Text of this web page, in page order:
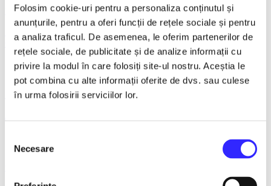
Folosim cookie-uri pentru a personaliza conținutul și
anunțurile, pentru a oferi funcții de rețele sociale și pentru
a analiza traficul. De asemenea, le oferim partenerilor de
rețele sociale, de publicitate și de analize informații cu
privire la modul în care folosiți site-ul nostru. Aceștia le
pot combina cu alte informații oferite de dvs. sau culese
în urma folosirii serviciilor lor.
consimțământului
Necesare
21 decembrie 2026, ora 20:00
REGAL VIENEZ – CONCERT EXTRAORDINAR DE
CRACIUN - Bacau
18 ianuarie 2027, ora 19:00